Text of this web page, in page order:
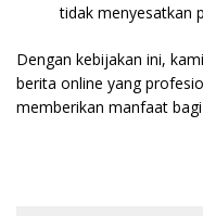
tidak menyesatkan
Dengan kebijakan ini,
berita online yang
memberikan manfaat